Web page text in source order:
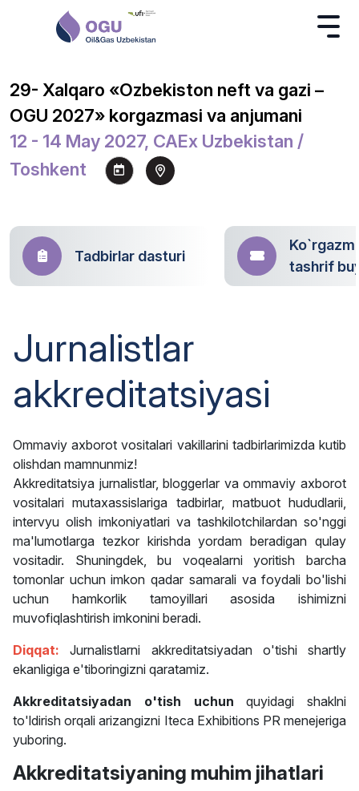
29- Xalqaro «Ozbekiston neft va gazi –
OGU 2027» korgazmasi va anjumani
12 - 14 May 2027, CAEx Uzbekistan /
Toshkent
Tadbirlar dasturi
tashrif
Jurnalistlar
akkreditatsiyasi
Ommaviy axborot vositalari vakillarini tadbirlarimizda kutib
olishdan mamnunmiz!
Akkreditatsiya jurnalistlar, bloggerlar va ommaviy axborot
vositalari mutaxassislariga tadbirlar, matbuot hududlarii,
intervyu olish imkoniyatlari va tashkilotchilardan so'nggi
ma'lumotlarga tezkor kirishda yordam beradigan qulay
vositadir. Shuningdek, bu voqealarni yoritish barcha
tomonlar uchun imkon qadar samarali va foydali bo'lishi
uchun hamkorlik tamoyillari asosida ishimizni
muvofiqlashtirish imkonini beradi.
Diqqat:Jurnalistlarni akkreditatsiyadan o'tishi shartly
ekanligiga e'tiboringizni qaratamiz.
Akkreditatsiyadan o'tish uchun quyidagi shaklni
to'ldirish orqali arizangizni Iteca Exhibitions PR menejeriga
yuboring.
Akkreditatsiyaning muhim jihatlari